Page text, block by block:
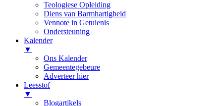
Teologiese Opleiding
Diens van Barmhartigheid
Vennote in Getuienis
Ondersteuning
Kalender
▼
Ons Kalender
Gemeentegebeure
Adverteer hier
Leesstof
▼
Blogartikels